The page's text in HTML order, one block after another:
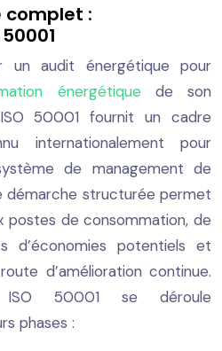
:
un audit énergétique pour
énergétiquede son
50001 fournit un cadre
internationalement pour
de management de
démarche structurée permet
postes de consommation, de
d’économies potentiels et
d’amélioration continue.
ISO 50001 se déroule
phases :